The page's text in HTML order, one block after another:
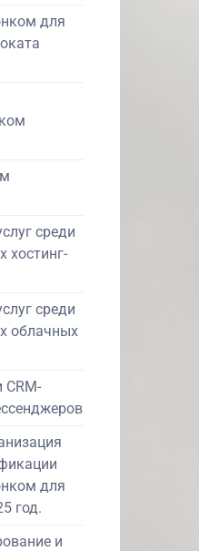
для
среди
хостинг-
среди
облачных
CRM-
для
год.
и